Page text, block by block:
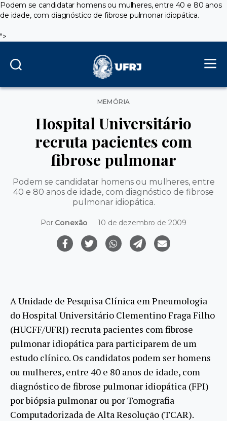
Podem se candidatar homens ou mulheres, entre 40 e 80 anos
de idade, com diagnóstico de fibrose pulmonar idiopática.
">
Categorias
MEMÓRIA
Hospital Universitário
recruta pacientes com
fibrose pulmonar
Podem se candidatar homens ou mulheres, entre
40 e 80 anos de idade, com diagnóstico de fibrose
pulmonar idiopática.
Por Conexão 10 de dezembro de 2009
A Unidade de Pesquisa Clínica em Pneumologia
do Hospital Universitário Clementino Fraga Filho
(HUCFF/UFRJ) recruta pacientes com fibrose
pulmonar idiopática para participarem de um
estudo clínico. Os candidatos podem ser homens
ou mulheres, entre 40 e 80 anos de idade, com
diagnóstico de fibrose pulmonar idiopática (FPI)
por biópsia pulmonar ou por Tomografia
Computadorizada de Alta Resolução (TCAR).